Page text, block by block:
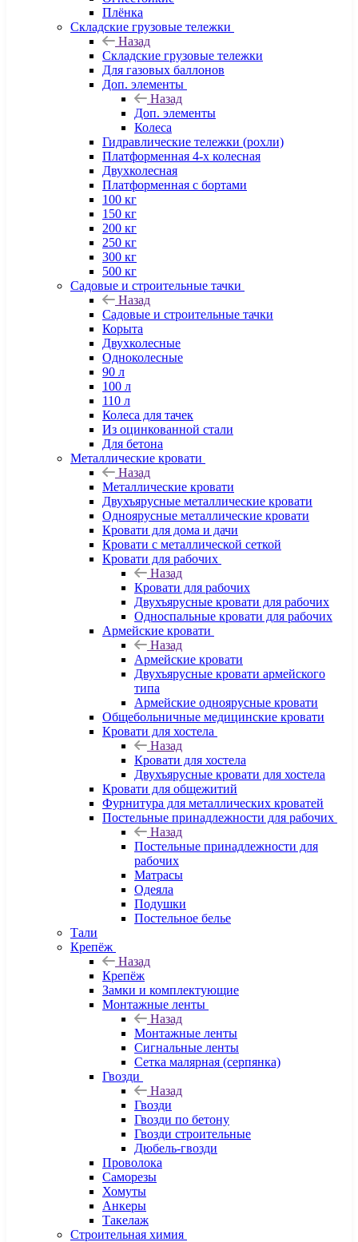
Плёнка
Складские грузовые тележки
Назад
Складские грузовые тележки
Для газовых баллонов
Доп. элементы
Назад
Доп. элементы
Колеса
Гидравлические тележки (рохли)
Платформенная 4-х колесная
Двухколесная
Платформенная с бортами
100 кг
150 кг
200 кг
250 кг
300 кг
500 кг
Садовые и строительные тачки
Назад
Садовые и строительные тачки
Корыта
Двухколесные
Одноколесные
90 л
100 л
110 л
Колеса для тачек
Из оцинкованной стали
Для бетона
Металлические кровати
Назад
Металлические кровати
Двухъярусные металлические кровати
Одноярусные металлические кровати
Кровати для дома и дачи
Кровати с металлической сеткой
Кровати для рабочих
Назад
Кровати для рабочих
Двухъярусные кровати для рабочих
Односпальные кровати для рабочих
Армейские кровати
Назад
Армейские кровати
Двухъярусные кровати армейского
типа
Армейские одноярусные кровати
Общебольничные медицинские кровати
Кровати для хостела
Назад
Кровати для хостела
Двухъярусные кровати для хостела
Кровати для общежитий
Фурнитура для металлических кроватей
Постельные принадлежности для рабочих
Назад
Постельные принадлежности для
рабочих
Матрасы
Одеяла
Подушки
Постельное белье
Тали
Крепёж
Назад
Крепёж
Замки и комплектующие
Монтажные ленты
Назад
Монтажные ленты
Сигнальные ленты
Сетка малярная (серпянка)
Гвозди
Назад
Гвозди
Гвозди по бетону
Гвозди строительные
Дюбель-гвозди
Проволока
Саморезы
Хомуты
Анкеры
Такелаж
Строительная химия